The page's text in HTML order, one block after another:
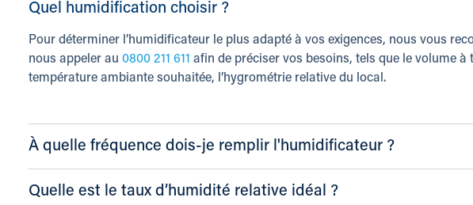
Quel humidification choisir ?
Pour déterminer l’humidificateur le plus adapté à vos exigences, nous vous
nous appeler au 0800 211 611 afin de préciser vos besoins, tels que le volume à
température ambiante souhaitée, l’hygrométrie relative du local.
À quelle fréquence dois-je remplir l'humidificateur ?
Quelle est le taux d’humidité relative idéal ?